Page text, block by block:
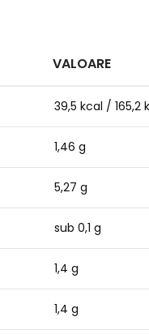
VALOARE
39,5 kcal / 165,2
1,46 g
5,27 g
sub 0,1 g
1,4 g
1,4 g